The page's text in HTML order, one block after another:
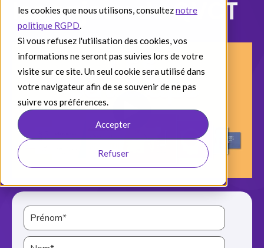
les cookies que nous utilisons, consulteznotre
politique RGPD.
Si vous refusez l'utilisation des cookies, vos
informations ne seront pas suivies lors de votre
visite sur ce site. Un seul cookie sera utilisé dans
votre navigateur afin de se souvenir de ne pas
suivre vos préférences.
Accepter
Refuser
les enjeux de QVCT